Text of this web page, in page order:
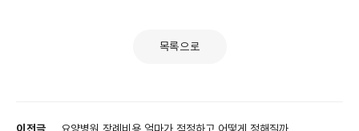
목록으로